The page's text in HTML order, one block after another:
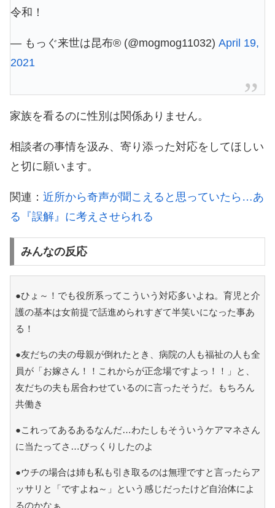
令和！
— もっぐ来世は昆布®︎ (@mogmog11032) April 19,
2021
家族を看るのに性別は関係ありません。
相談者の事情を汲み、寄り添った対応をしてほしい
と切に願います。
関連： 近所から奇声が聞こえると思っていたら…あ
る『誤解』に考えさせられる
みんなの反応
●ひょ～！でも役所系ってこういう対応多いよね。育児と介
護の基本は女前提で話進められすぎて半笑いになった事あ
る！
●友だちの夫の母親が倒れたとき、病院の人も福祉の人も全
員が「お嫁さん！！これからが正念場ですよっ！！」と、
友だちの夫も居合わせているのに言ったそうだ。もちろん
共働き
●これってあるあるなんだ…わたしもそういうケアマネさん
に当たってさ…びっくりしたのよ
●ウチの場合は姉も私も引き取るのは無理ですと言ったらア
ッサリと「ですよね～」という感じだったけど自治体によ
るのかなぁ